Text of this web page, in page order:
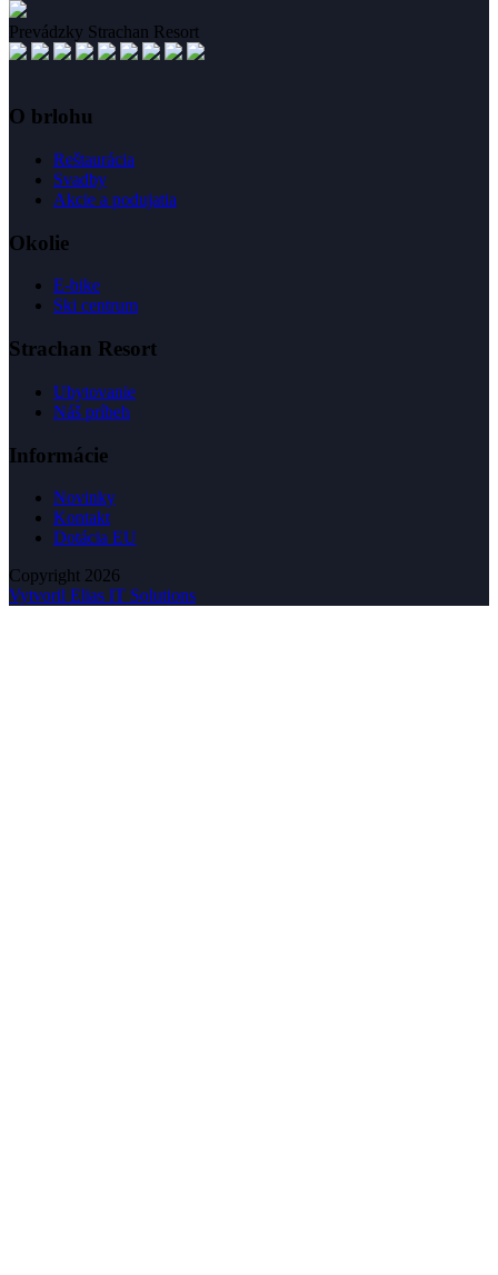
Prevádzky Strachan Resort
O brlohu
Reštaurácia
Svadby
Akcie a podujatia
Okolie
E-bike
Ski centrum
Strachan Resort
Ubytovanie
Náš príbeh
Informácie
Novinky
Kontakt
Dotácia EU
Copyright 2026
Vytvoril Elias IT Solutions